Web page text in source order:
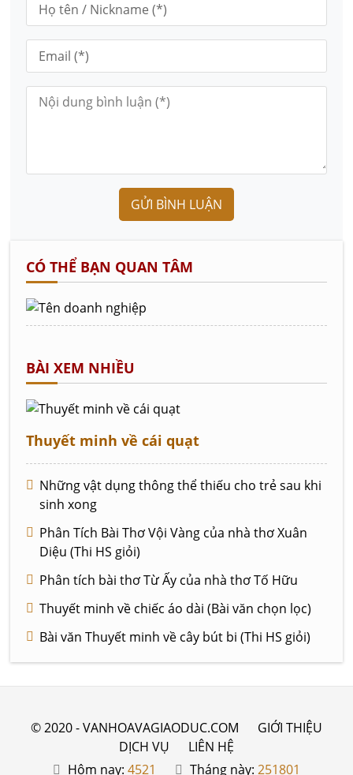
GỬI BÌNH LUẬN
CÓ THỂ BẠN QUAN TÂM
BÀI XEM NHIỀU
Thuyết minh về cái quạt
Những vật dụng thông thể thiếu cho trẻ sau khi
sinh xong
Phân Tích Bài Thơ Vội Vàng của nhà thơ Xuân
Diệu (Thi HS giỏi)
Phân tích bài thơ Từ Ấy của nhà thơ Tố Hữu
Thuyết minh về chiếc áo dài (Bài văn chọn lọc)
Bài văn Thuyết minh về cây bút bi (Thi HS giỏi)
© 2020 - VANHOAVAGIAODUC.COM
GIỚI THIỆU
DỊCH VỤ
LIÊN HỆ
Hôm nay: 4521 Tháng này: 251801